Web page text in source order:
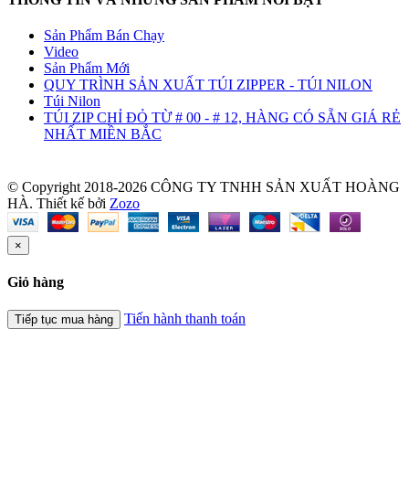
Sản Phẩm Bán Chạy
Video
Sản Phẩm Mới
QUY TRÌNH SẢN XUẤT TÚI ZIPPER - TÚI NILON
Túi Nilon
TÚI ZIP CHỈ ĐỎ TỪ # 00 - # 12, HÀNG CÓ SẴN GIÁ RẺ
NHẤT MIỀN BẮC
© Copyright 2018-2026 CÔNG TY TNHH SẢN XUẤT HOÀNG
HÀ. Thiết kế bởi Zozo
×
Giỏ hàng
Tiếp tục mua hàng Tiến hành thanh toán